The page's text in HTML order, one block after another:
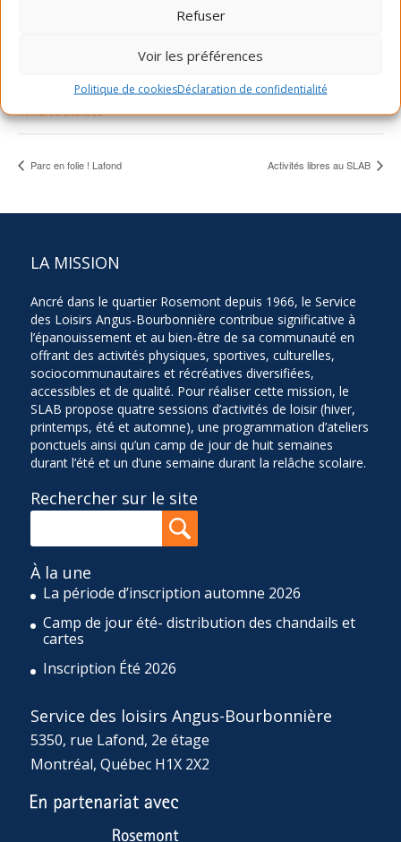
Refuser
Voir les préférences
Politique de cookiesDéclaration de confidentialité
514-903-7522
Voir Lieu site web
Parc en folie ! Lafond Activités libres au SLAB
LA MISSION
Ancré dans le quartier Rosemont depuis 1966, le Service
des Loisirs Angus-Bourbonnière contribue significative à
l’épanouissement et au bien-être de sa communauté en
offrant des activités physiques, sportives, culturelles,
sociocommunautaires et récréatives diversifiées,
accessibles et de qualité. Pour réaliser cette mission, le
SLAB propose quatre sessions d’activités de loisir (hiver,
printemps, été et automne), une programmation d’ateliers
ponctuels ainsi qu’un camp de jour de huit semaines
durant l’été et un d’une semaine durant la relâche scolaire.
Rechercher sur le site
À la une
La période d’inscription automne 2026
Camp de jour été- distribution des chandails et
cartes
Inscription Été 2026
Service des loisirs Angus-Bourbonnière
5350, rue Lafond, 2e étage
Montréal, Québec H1X 2X2